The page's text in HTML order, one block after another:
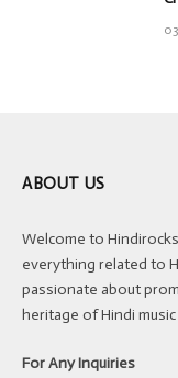
ABOUT US
Welcome to
everything related to
passionate about
heritage of Hindi
For Any Inquiries